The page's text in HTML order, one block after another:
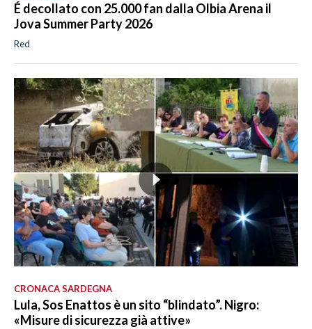
É decollato con 25.000 fan dalla Olbia Arena il
Jova Summer Party 2026
Red
CRONACA SARDEGNA
Lula, Sos Enattos è un sito “blindato”. Nigro:
«Misure di sicurezza già attive»